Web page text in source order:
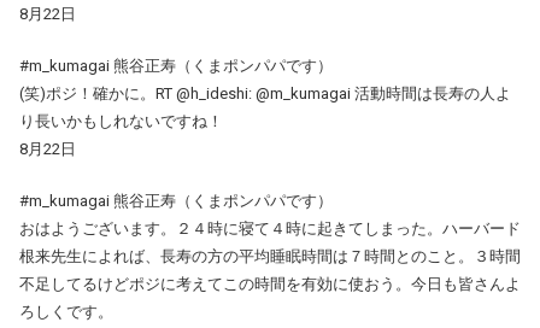
8月22日
#m_kumagai 熊谷正寿（くまポンパパです）
(笑)ポジ！確かに。RT @h_ideshi: @m_kumagai 活動時間は長寿の人よ
り長いかもしれないですね！
8月22日
#m_kumagai 熊谷正寿（くまポンパパです）
おはようございます。２４時に寝て４時に起きてしまった。ハーバード
根来先生によれば、長寿の方の平均睡眠時間は７時間とのこと。３時間
不足してるけどポジに考えてこの時間を有効に使おう。今日も皆さんよ
ろしくです。